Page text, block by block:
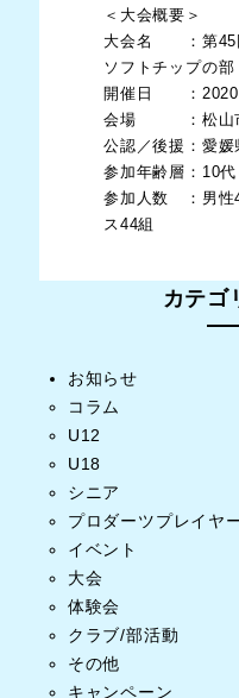
＜大会概要＞
大会名 ：第45
ソフトチップの部
開催日 ：2020
会場 ：松山市
公認／後援：愛
参加年齢層：10
参加人数 ：男性
ス44組
カテゴ
お知らせ
コラム
U12
U18
シニア
プロダーツプレイヤ
イベント
大会
体験会
クラブ/部活動
その他
キャンペーン